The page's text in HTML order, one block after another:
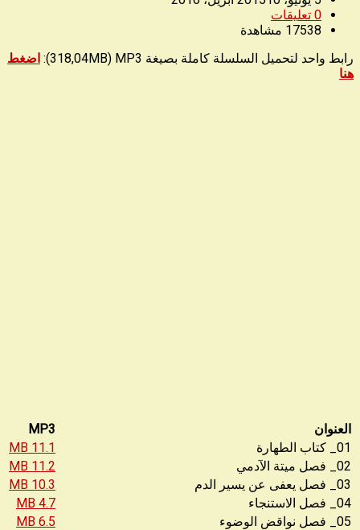
0 تعليقات
17538 مشاهدة
رابط واحد لتحميل السلسلة كاملة بصيغة 318,04MB) MP3):
اضغط
هنا
العنوان
MP3
01_ كتاب الطهارة
11.1 MB
02_ فصل ميتة الآدمي
11.2 MB
03_ فصل يعفى عن يسير الدم
10.3 MB
04_ فصل الاستنجاء
4.7 MB
05_ فصل نواقض الوضوء
6.5 MB